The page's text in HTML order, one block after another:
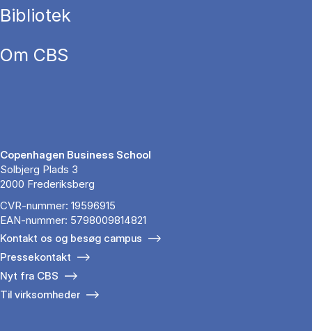
Bibliotek
Om CBS
Copenhagen Business School
Solbjerg Plads 3
2000 Frederiksberg
CVR-nummer: 19596915
EAN-nummer: 5798009814821
Kontakt os og besøg campus
Pressekontakt
Nyt fra CBS
Til virksomheder